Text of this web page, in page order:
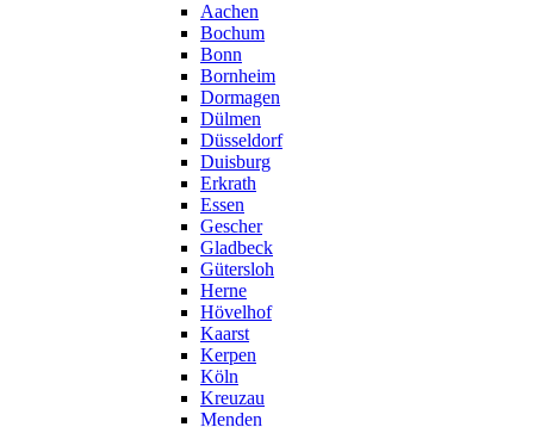
Aachen
Bochum
Bonn
Bornheim
Dormagen
Dülmen
Düsseldorf
Duisburg
Erkrath
Essen
Gescher
Gladbeck
Gütersloh
Herne
Hövelhof
Kaarst
Kerpen
Köln
Kreuzau
Menden